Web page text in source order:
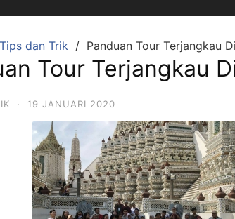
Tips dan Trik Panduan Tour Terjangkau
Tour Terjangkau
· 19 JANUARI 2020